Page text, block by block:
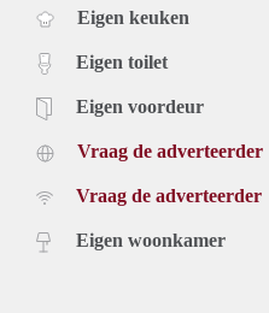
Eigen keuken
Eigen toilet
Eigen voordeur
Vraag de adverteerder
Vraag de adverteerder
Eigen woonkamer